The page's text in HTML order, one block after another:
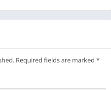
Required fields are marked *